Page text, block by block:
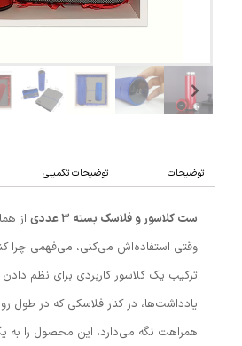
توضیحات توضیحات تکمیلی
ست کلاسور و فلاسک بسته ۳ عددی
از
وقتی استفاده‌اش می‌کنی، می‌فهمی چرا
ترکیب یک کلاسور کاربردی برای نظم دادن
یادداشت‌ها، در کنار فلاسکی که در طول
همراهت نگه می‌دارد، این محصول را به